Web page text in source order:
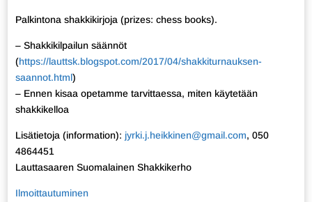
Palkintona shakkikirjoja (prizes: chess books).
– Shakkikilpailun säännöt
(https://lauttsk.blogspot.com/2017/04/shakkiturnauksen-
saannot.html)
– Ennen kisaa opetamme tarvittaessa, miten käytetään
shakkikelloa
Lisätietoja (information): jyrki.j.heikkinen@gmail.com, 050
4864451
Lauttasaaren Suomalainen Shakkikerho
Ilmoittautuminen